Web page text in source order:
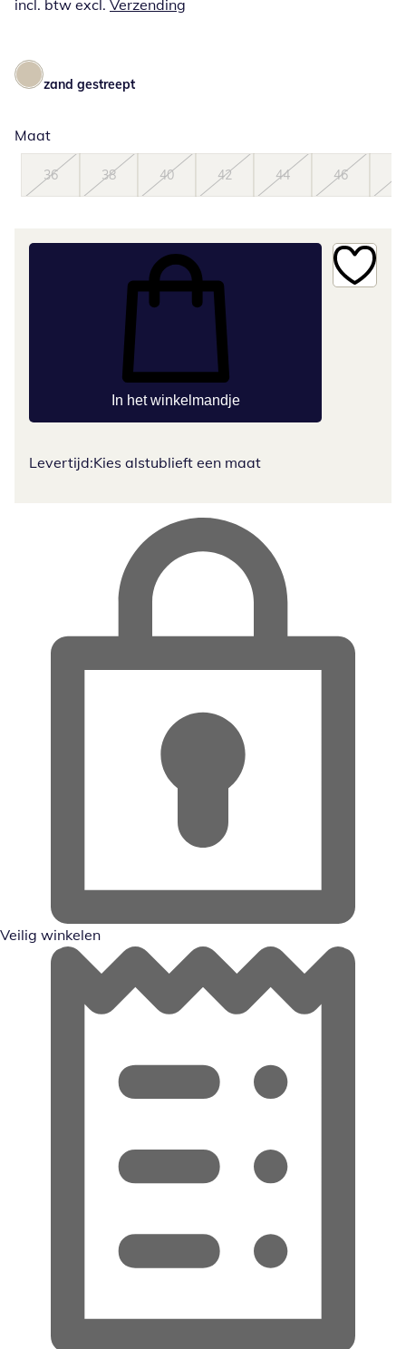
incl. btw excl. Verzending
zand gestreept
Maat
36 38 40 42 44 46
In het winkelmandje
Levertijd:Kies alstublieft een maat
Veilig winkelen